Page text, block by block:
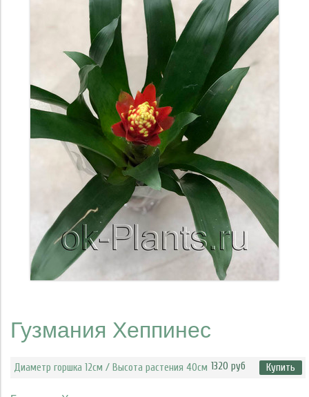
Гузмания Хеппинес
Диаметр горшка 12см / Высота растения 40см 1320 руб Купить